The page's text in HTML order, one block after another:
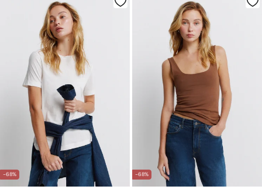
-68% -68%